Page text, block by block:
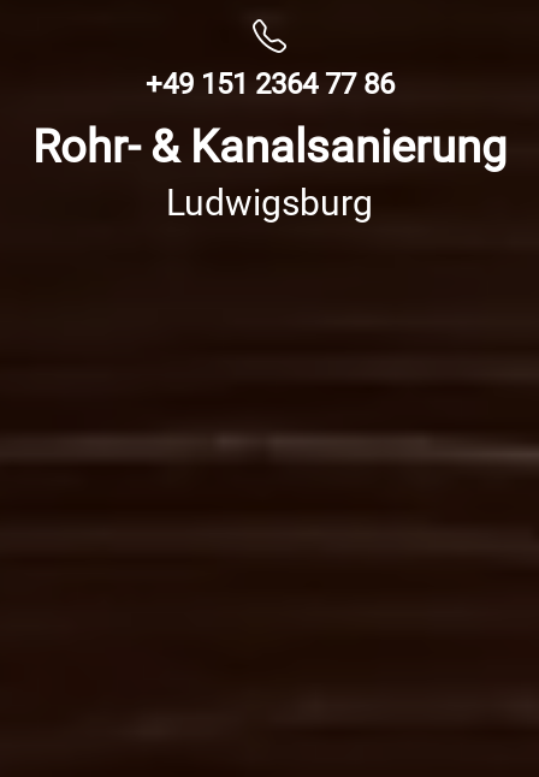
+49 151 2364 77 86
Rohr- & Kanalsanierung
Ludwigsburg